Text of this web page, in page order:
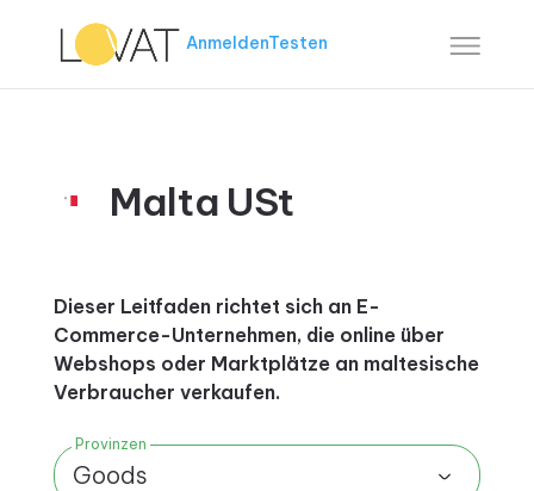
AnmeldenTesten
Malta USt
Dieser Leitfaden richtet sich an E-
Commerce-Unternehmen, die online über
Webshops oder Marktplätze an maltesische
Verbraucher verkaufen.
Provinzen
Goods